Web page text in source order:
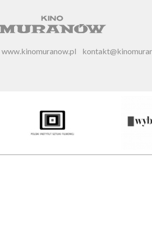
www.kinomuranow.pl